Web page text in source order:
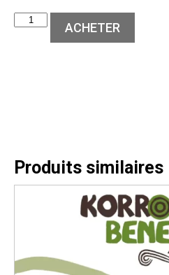
ACHETER
Produits similaires